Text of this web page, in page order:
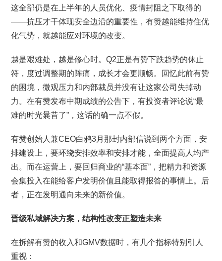
这全部仍是在上半年的人员优化、疫情封阻之下取得的
——抗压才干体现安全边沿的重要性，有赞越能维持住优
化气势，就越能应对环境的改变。
越是艰难处，越是修心时。Q2正是有赞下跌趋势的休止
符，度过调整期的阵痛，成长才会更顺畅。回忆此前有赞
的困境，微观压力和内部裁员并没有让这家公司失掉动
力。在有赞发布中期成绩的公告下，有投资者评论说“最
难的时光曩昔了”，这话的确一点不假。
有赞创始人兼CEO白鸦3月那封内部信说到两个方面，安
排建设上，要环绕安排效率和安排才能，全面提高人均产
出。而在运营上，要回归商业的“基本面”，把精力和资源
会集投入在能给客户发明价值且能取得报答的事情上。后
者，正在发明通向未来的新价值。
晋级私域解决方案，结构性改变正塑造未来
在拆解有赞的收入和GMV数据时，有几个指标特别引人
重视：